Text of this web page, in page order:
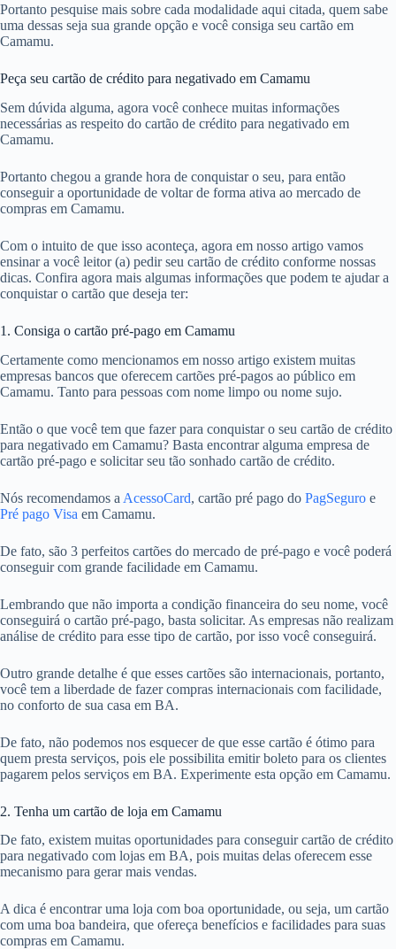
Portanto pesquise mais sobre cada modalidade aqui citada, quem sabe
uma dessas seja sua grande opção e você consiga seu cartão em
Camamu.
Peça seu cartão de crédito para negativado em Camamu
Sem dúvida alguma, agora você conhece muitas informações
necessárias as respeito do cartão de crédito para negativado em
Camamu.
Portanto chegou a grande hora de conquistar o seu, para então
conseguir a oportunidade de voltar de forma ativa ao mercado de
compras em Camamu.
Com o intuito de que isso aconteça, agora em nosso artigo vamos
ensinar a você leitor (a) pedir seu cartão de crédito conforme nossas
dicas. Confira agora mais algumas informações que podem te ajudar a
conquistar o cartão que deseja ter:
1. Consiga o cartão pré-pago em Camamu
Certamente como mencionamos em nosso artigo existem muitas
empresas bancos que oferecem cartões pré-pagos ao público em
Camamu. Tanto para pessoas com nome limpo ou nome sujo.
Então o que você tem que fazer para conquistar o seu cartão de crédito
para negativado em Camamu? Basta encontrar alguma empresa de
cartão pré-pago e solicitar seu tão sonhado cartão de crédito.
Nós recomendamos a AcessoCard, cartão pré pago do PagSeguro e
Pré pago Visa em Camamu.
De fato, são 3 perfeitos cartões do mercado de pré-pago e você poderá
conseguir com grande facilidade em Camamu.
Lembrando que não importa a condição financeira do seu nome, você
conseguirá o cartão pré-pago, basta solicitar. As empresas não realizam
análise de crédito para esse tipo de cartão, por isso você conseguirá.
Outro grande detalhe é que esses cartões são internacionais, portanto,
você tem a liberdade de fazer compras internacionais com facilidade,
no conforto de sua casa em BA.
De fato, não podemos nos esquecer de que esse cartão é ótimo para
quem presta serviços, pois ele possibilita emitir boleto para os clientes
pagarem pelos serviços em BA. Experimente esta opção em Camamu.
2. Tenha um cartão de loja em Camamu
De fato, existem muitas oportunidades para conseguir cartão de crédito
para negativado com lojas em BA, pois muitas delas oferecem esse
mecanismo para gerar mais vendas.
A dica é encontrar uma loja com boa oportunidade, ou seja, um cartão
com uma boa bandeira, que ofereça benefícios e facilidades para suas
compras em Camamu.